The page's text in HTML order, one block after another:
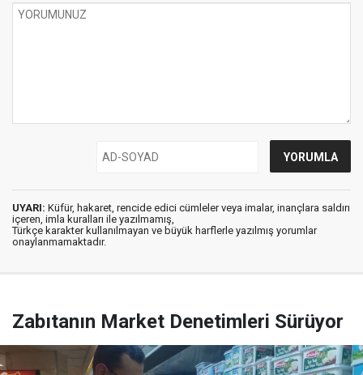
UYARI: Küfür, hakaret, rencide edici cümleler veya imalar, inançlara saldırı
içeren, imla kuralları ile yazılmamış,
Türkçe karakter kullanılmayan ve büyük harflerle yazılmış yorumlar
onaylanmamaktadır.
Zabıtanın Market Denetimleri Sürüyor